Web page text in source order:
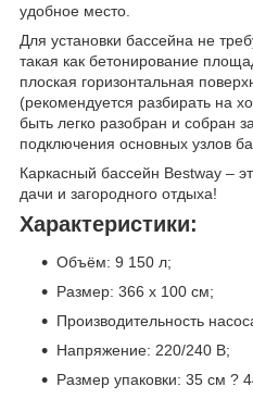
удобное место.
Для установки бассейна не
такая как бетонирование
плоская горизонтальная
(рекомендуется разбирать на
быть легко разобран и собран
подключения основных узлов
Каркасный бассейн Bestway –
дачи и загородного отдыха!
Характеристики:
Объём: 9 150 л;
Размер: 366 х 100 см;
Производительность
Напряжение: 220/240 В;
Размер упаковки: 35 см ?